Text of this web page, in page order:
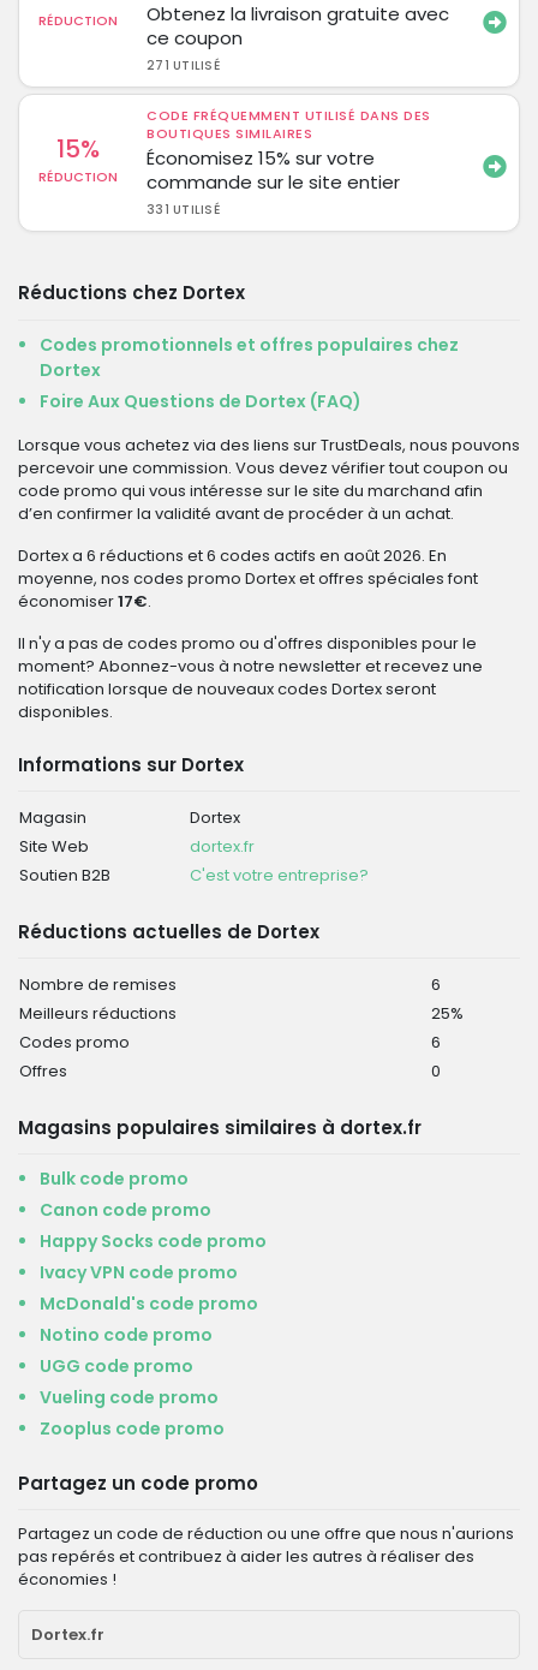
RÉDUCTION
Obtenez la livraison gratuite avec
ce coupon
271 UTILISÉ
15%
RÉDUCTION
CODE FRÉQUEMMENT UTILISÉ DANS DES
BOUTIQUES SIMILAIRES
Économisez 15% sur votre
commande sur le site entier
331 UTILISÉ
Réductions chez Dortex
Codes promotionnels et offres populaires chez
Dortex
Foire Aux Questions de Dortex (FAQ)
Lorsque vous achetez via des liens sur TrustDeals, nous pouvons
percevoir une commission. Vous devez vérifier tout coupon ou
code promo qui vous intéresse sur le site du marchand afin
d’en confirmer la validité avant de procéder à un achat.
Dortex a 6 réductions et 6 codes actifs en août 2026. En
moyenne, nos codes promo Dortex et offres spéciales font
économiser17€.
Il n'y a pas de codes promo ou d'offres disponibles pour le
moment? Abonnez-vous à notre newsletter et recevez une
notification lorsque de nouveaux codes Dortex seront
disponibles.
Informations sur Dortex
Magasin
Dortex
Site Web
dortex.fr
Soutien B2B
C'est votre entreprise?
Réductions actuelles de Dortex
Nombre de remises
6
Meilleurs réductions
25%
Codes promo
6
Offres
0
Magasins populaires similaires à dortex.fr
Bulk code promo
Canon code promo
Happy Socks code promo
Ivacy VPN code promo
McDonald's code promo
Notino code promo
UGG code promo
Vueling code promo
Zooplus code promo
Partagez un code promo
Partagez un code de réduction ou une offre que nous n'aurions
pas repérés et contribuez à aider les autres à réaliser des
économies !